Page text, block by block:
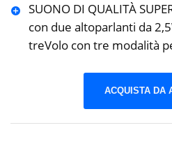
SUONO DI QUALITÀ
con due altoparlanti da
treVolo con tre modalità
ACQUISTA DA